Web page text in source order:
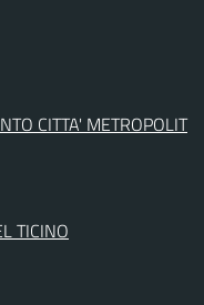
CITTA' METROPOLIT
TICINO